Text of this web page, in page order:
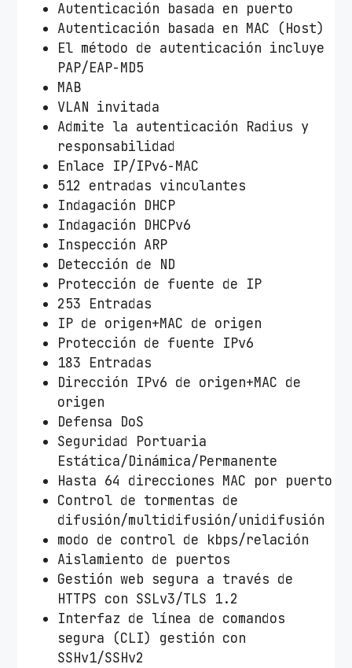
Autenticación basada en puerto
Autenticación basada en MAC (Host)
El método de autenticación incluye
PAP/EAP-MD5
MAB
VLAN invitada
Admite la autenticación Radius y
responsabilidad
Enlace IP/IPv6-MAC
512 entradas vinculantes
Indagación DHCP
Indagación DHCPv6
Inspección ARP
Detección de ND
Protección de fuente de IP
253 Entradas
IP de origen+MAC de origen
Protección de fuente IPv6
183 Entradas
Dirección IPv6 de origen+MAC de
origen
Defensa DoS
Seguridad Portuaria
Estática/Dinámica/Permanente
Hasta 64 direcciones MAC por puerto
Control de tormentas de
difusión/multidifusión/unidifusión
modo de control de kbps/relación
Aislamiento de puertos
Gestión web segura a través de
HTTPS con SSLv3/TLS 1.2
Interfaz de línea de comandos
segura (CLI) gestión con
SSHv1/SSHv2